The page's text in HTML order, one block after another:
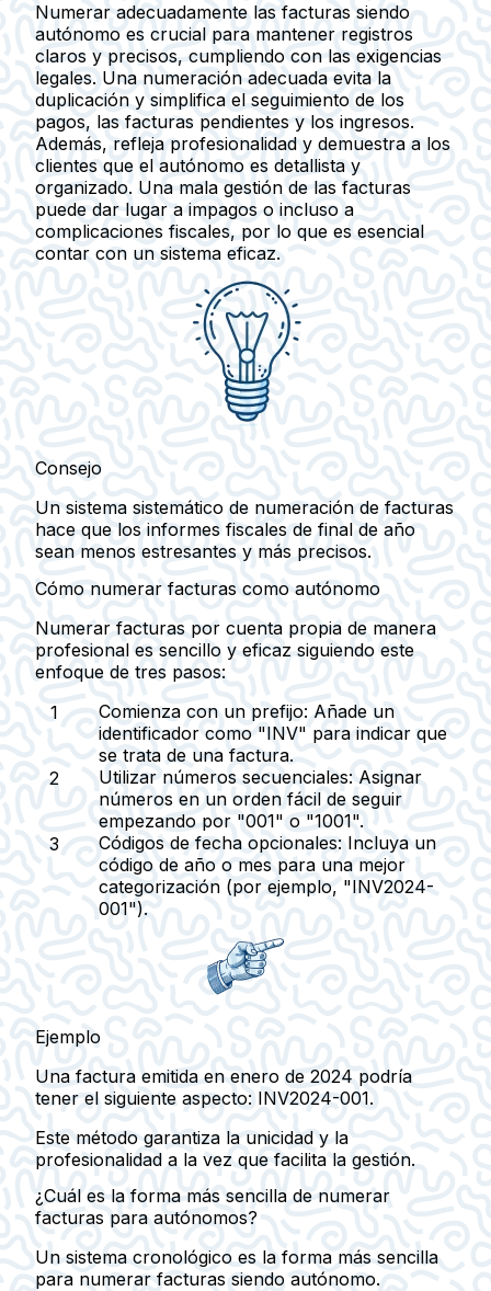
Numerar adecuadamente las facturas siendo
autónomo es crucial para mantener registros
claros y precisos, cumpliendo con las exigencias
legales. Una numeración adecuada evita la
duplicación y simplifica el seguimiento de los
pagos, las facturas pendientes y los ingresos.
Además, refleja profesionalidad y demuestra a los
clientes que el autónomo es detallista y
organizado. Una mala gestión de las facturas
puede dar lugar a impagos o incluso a
complicaciones fiscales, por lo que es esencial
contar con un sistema eficaz.
Consejo
Un sistema sistemático de numeración de facturas
hace que los informes fiscales de final de año
sean menos estresantes y más precisos.
Cómo numerar facturas como autónomo
Numerar facturas por cuenta propia de manera
profesional es sencillo y eficaz siguiendo este
enfoque de tres pasos:
Comienza con un prefijo: Añade un
identificador como "INV" para indicar que
se trata de una factura.
Utilizar números secuenciales: Asignar
números en un orden fácil de seguir
empezando por "001" o "1001".
Códigos de fecha opcionales: Incluya un
código de año o mes para una mejor
categorización (por ejemplo, "INV2024-
001").
Ejemplo
Una factura emitida en enero de 2024 podría
tener el siguiente aspecto: INV2024-001.
Este método garantiza la unicidad y la
profesionalidad a la vez que facilita la gestión.
¿Cuál es la forma más sencilla de numerar
facturas para autónomos?
Un sistema cronológico es la forma más sencilla
para numerar facturas siendo autónomo.